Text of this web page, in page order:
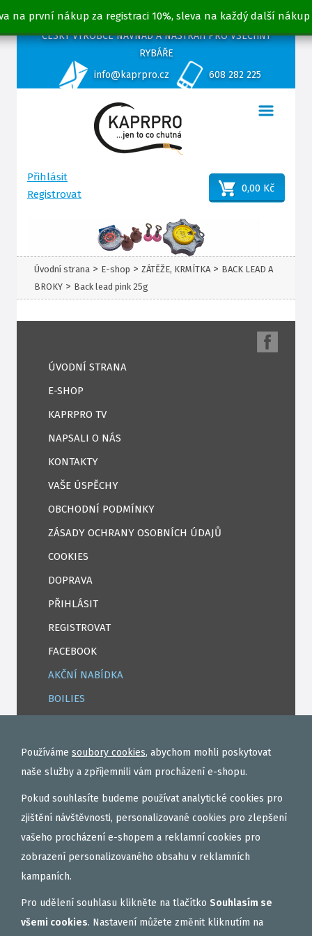
na první nákup za registraci 10%, sleva na každý další nákup
ČESKÝ VÝROBCE NÁVNAD A NÁSTRAH PRO VŠECHNY
RYBÁŘE
info@kaprpro.cz
608 282 225
Přihlásit
Registrovat
0,00 Kč
Úvodní strana > E-shop > ZÁTĚŽE, KRMÍTKA > BACK LEAD A
BROKY > Back lead pink 25g
ÚVODNÍ STRANA
E-SHOP
KAPRPRO TV
NAPSALI O NÁS
KONTAKTY
VAŠE ÚSPĚCHY
OBCHODNÍ PODMÍNKY
ZÁSADY OCHRANY OSOBNÍCH ÚDAJŮ
COOKIES
DOPRAVA
PŘIHLÁSIT
REGISTROVAT
FACEBOOK
AKČNÍ NABÍDKA
BOILIES
TEKUTÉ
OBALOVAČKY
VAŘENÝ PARTIKL
BIŽUTERIE NA MONTÁŽE
DÁRKOVÝ POUKAZ, DÁRKOVÁ KAZETA
AKČNÍ SETY
Používáme soubory cookies, abychom mohli poskytovat
naše služby a zpříjemnili vám procházení e-shopu.
Pokud souhlasíte budeme používat analytické cookies pro
zjištění návštěvnosti, personalizované cookies pro zlepšení
vašeho procházení e-shopem a reklamní cookies pro
zobrazení personalizovaného obsahu v reklamních
kampaních.
Pro udělení souhlasu klikněte na tlačítko Souhlasím se
všemi cookies. Nastavení můžete změnit kliknutím na